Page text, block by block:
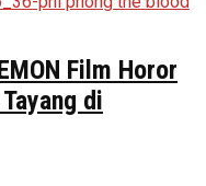
Film Horor
di